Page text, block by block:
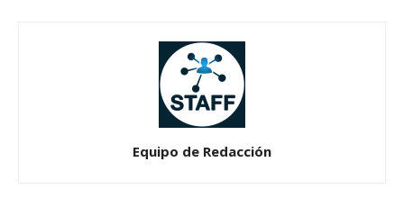
Equipo de Redacción